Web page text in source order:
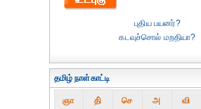
புதிய பயனர்?
கடவுச்சொல் மறதியா?
தமிழ் நாள்காட்டி
ஞா தி் செ அ வி